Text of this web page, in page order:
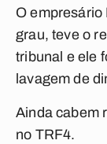
O
grau, teve o
tribunal e ele
lavagem de
Ainda cabem
no TRF4.